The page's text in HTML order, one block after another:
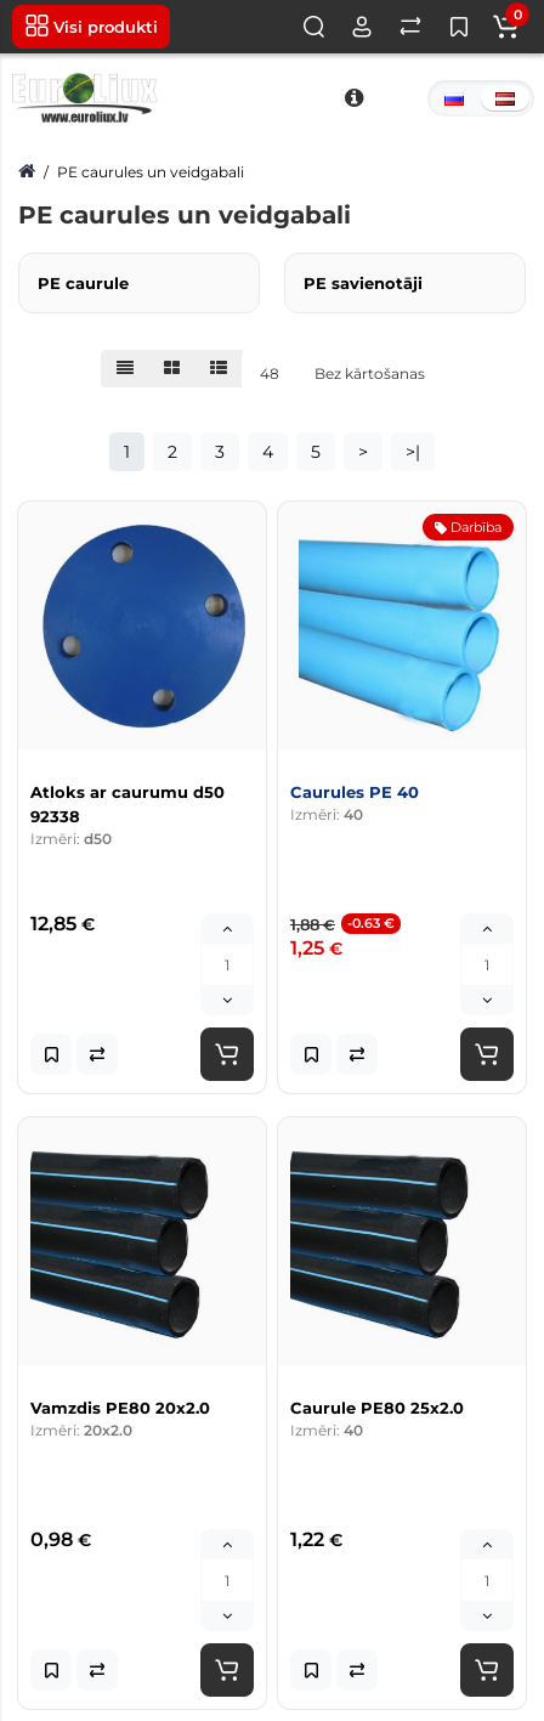
Visi produkti
0
PE caurules un veidgabali
PE caurules un veidgabali
PE caurule PE savienotāji
48 Bez kārtošanas
1 2 3 4 5 > >|
Atloks ar caurumu d50
92338
Izmēri: d50
12,85 €
Darbība
Caurules PE 40
Izmēri: 40
1,88€ -0.63 €
1,25 €
Vamzdis PE80 20x2.0
Izmēri: 20x2.0
0,98 €
Caurule PE80 25x2.0
Izmēri: 40
1,22 €